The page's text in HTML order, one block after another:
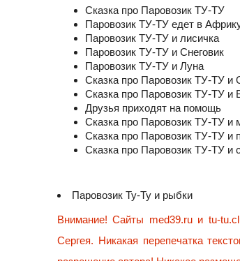
Сказка про Паровозик ТУ-ТУ
Паровозик ТУ-ТУ едет в
Паровозик ТУ-ТУ и лисичка
Паровозик ТУ-ТУ и Снеговик
Паровозик ТУ-ТУ и Луна
Сказка про Паровозик ТУ-ТУ и
Сказка про Паровозик ТУ-ТУ и
Друзья приходят на помощь
Сказка про Паровозик ТУ-ТУ и
Сказка про Паровозик ТУ-ТУ и
Сказка про Паровозик ТУ-ТУ и
Паровозик Ту-Ту и рыбки
Внимание! Сайты med39.ru и tu-
Сергея. Никакая перепечатка